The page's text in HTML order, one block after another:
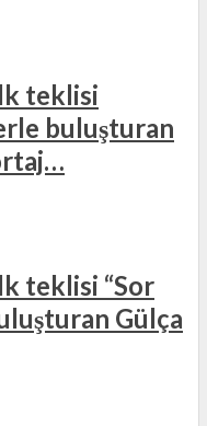
teklisi
buluşturan
teklisi “Sor
Gülça